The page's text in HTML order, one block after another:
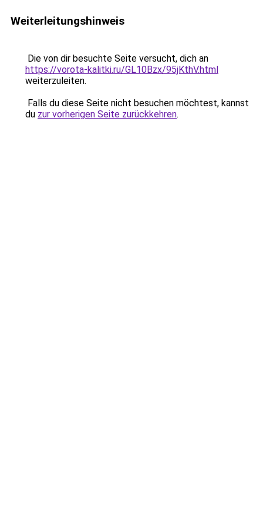
Weiterleitungshinweis
Die von dir besuchte Seite versucht, dich an
https://vorota-kalitki.ru/GL10Bzx/95jKthV.html
weiterzuleiten.
Falls du diese Seite nicht besuchen möchtest, kannst
du zur vorherigen Seite zurückkehren.